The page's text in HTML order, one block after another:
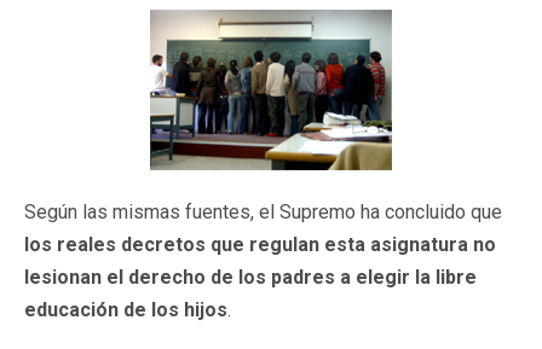
Según las mismas fuentes, el Supremo ha concluido que
los reales decretos que regulan esta asignatura no
lesionan el derecho de los padres a elegir la libre
educación de los hijos.